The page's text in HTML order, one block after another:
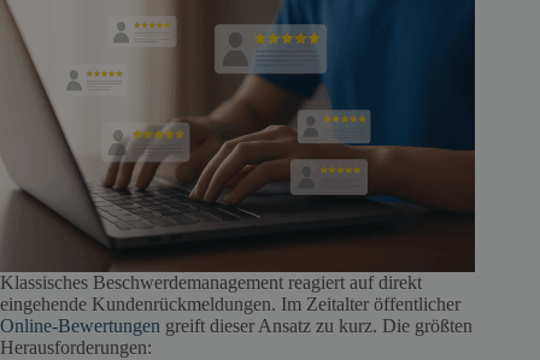
Klassisches Beschwerdemanagement reagiert auf direkt
eingehende Kundenrückmeldungen. Im Zeitalter öffentlicher
Online-Bewertungen greift dieser Ansatz zu kurz. Die größten
Herausforderungen: